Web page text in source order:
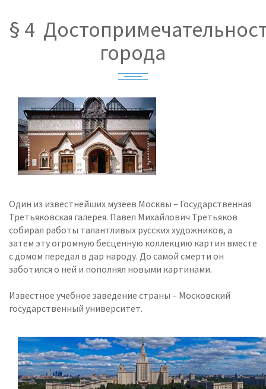
§ 4
города
Один из известнейших музеев Москвы – Государственная
Третьяковская галерея. Павел Михайлович Третьяков
собирал работы талантливых русских художников, а
затем эту огромную бесценную коллекцию картин вместе
с домом передал в дар народу. До самой смерти он
заботился о ней и пополнял новыми картинами.
Известное учебное заведение страны – Московский
государственный университет.